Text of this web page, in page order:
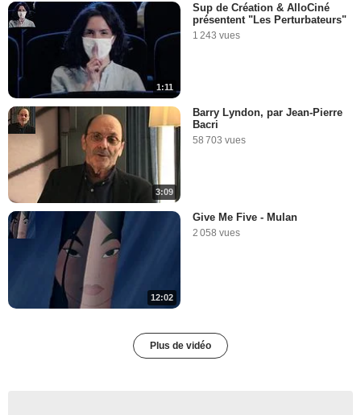
1:11
Sup de Création & AlloCiné
présentent "Les Perturbateurs"
1 243 vues
3:09
Barry Lyndon, par Jean-Pierre
Bacri
58 703 vues
12:02
Give Me Five - Mulan
2 058 vues
Plus de vidéo